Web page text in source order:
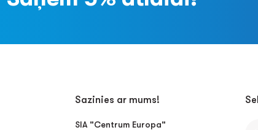
Sazinies ar mums!
SIA "Centrum Europa"